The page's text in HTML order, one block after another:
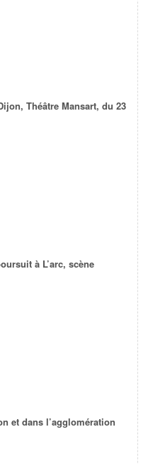
Théâtre Mansart, du 23
à L’arc, scène
et dans l’agglomération